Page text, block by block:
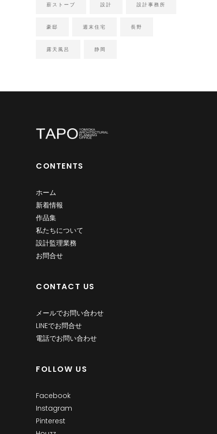
薪ストーブ 設計 設計事務所
豪邸 週末住宅 長野
露天風呂 静岡
CONTENTS
ホーム
新着情報
作品集
私たちについて
設計監理業務
お問合せ
CONTACT US
メールでお問い合わせ
LINEでお問合せ
電話でお問い合わせ
FOLLOW US
Facebook
Instagram
Pinterest